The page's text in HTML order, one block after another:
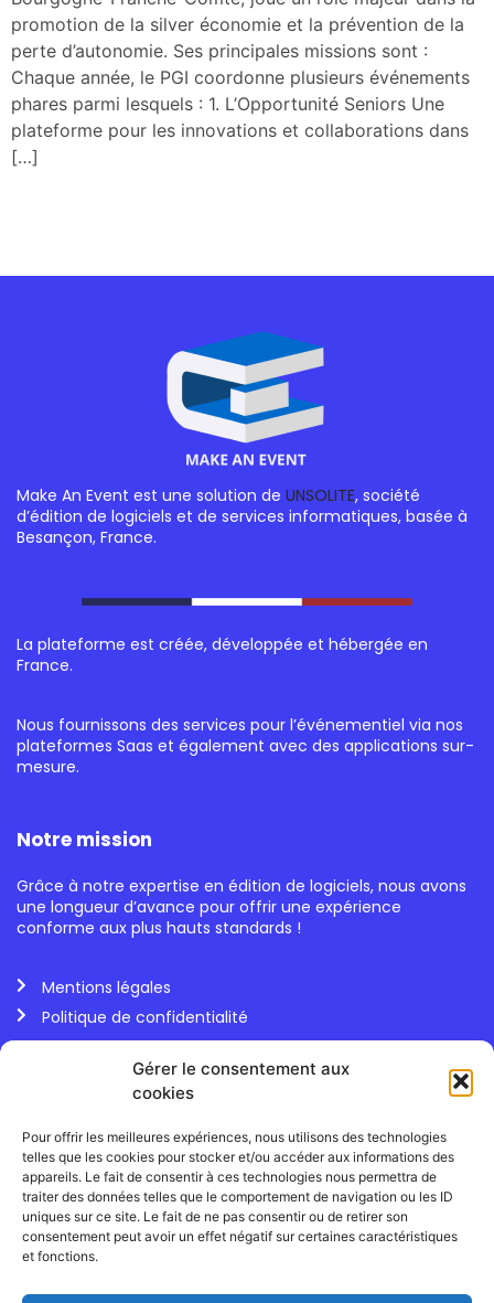
Gérer le consentement aux
cookies
Pour offrir les meilleures expériences, nous utilisons des technologies
telles que les cookies pour stocker et/ou accéder aux informations des
appareils. Le fait de consentir à ces technologies nous permettra de
traiter des données telles que le comportement de navigation ou les ID
uniques sur ce site. Le fait de ne pas consentir ou de retirer son
consentement peut avoir un effet négatif sur certaines caractéristiques
et fonctions.
promotion de la silver économie et la prévention de la
perte d’autonomie. Ses principales missions sont :
Chaque année, le PGI coordonne plusieurs événements
phares parmi lesquels : 1. L’Opportunité Seniors Une
plateforme pour les innovations et collaborations dans
[…]
Make An Event est une solution de UNSOLITE, société
d’édition de logiciels et de services informatiques, basée à
Besançon, France.
La plateforme est créée, développée et hébergée en
France.
Nous fournissons des services pour l’événementiel via nos
plateformes Saas et également avec des applications sur-
mesure.
Notre mission
Grâce à notre expertise en édition de logiciels, nous avons
une longueur d’avance pour offrir une expérience
conforme aux plus hauts standards !
Mentions légales
Politique de confidentialité
Tél : 09 72 17 57 59
Event Management Software (EMS)
Blog